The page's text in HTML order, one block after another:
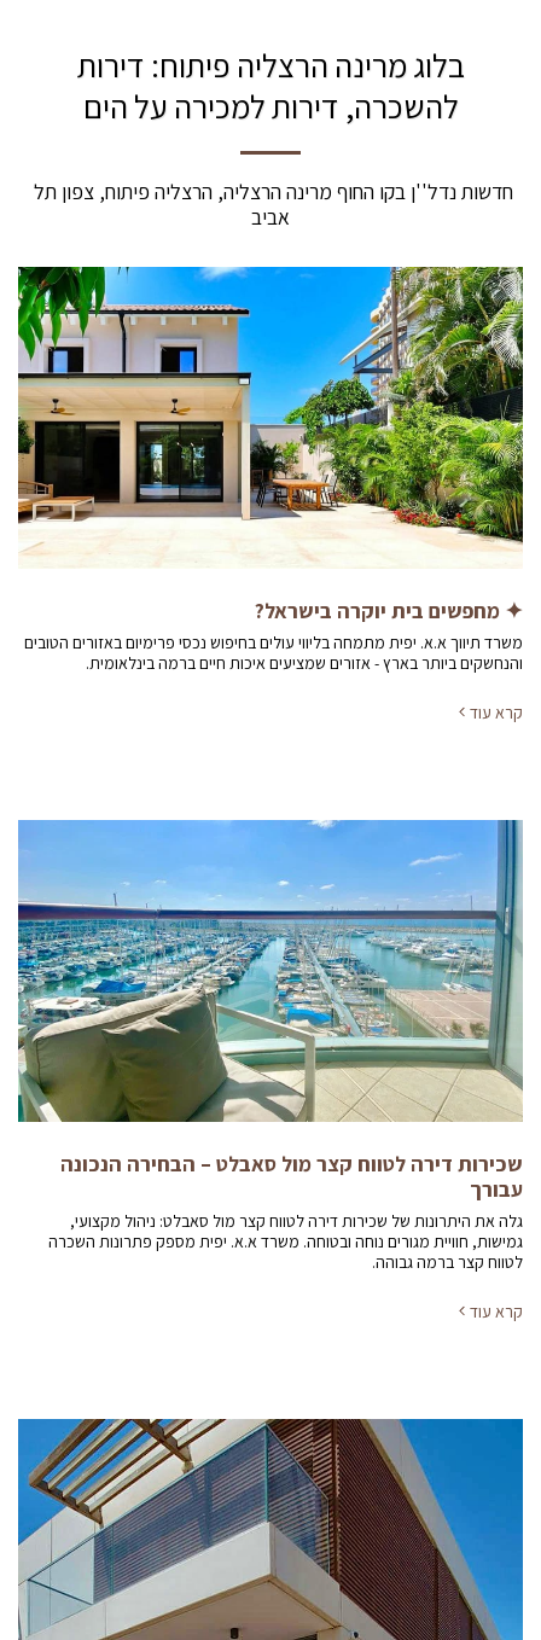
בלוג מרינה הרצליה פיתוח: דירות
להשכרה, דירות למכירה על הים
חדשות נדל''ן בקו החוף מרינה הרצליה, הרצליה פיתוח, צפון תל
אביב
✦ מחפשים בית יוקרה בישראל?
משרד תיווך א.א. יפית מתמחה בליווי עולים בחיפוש נכסי פרימיום באזורים הטובים
והנחשקים ביותר בארץ - אזורים שמציעים איכות חיים ברמה בינלאומית.
קרא עוד
שכירות דירה לטווח קצר מול סאבלט – הבחירה הנכונה
עבורך
גלה את היתרונות של שכירות דירה לטווח קצר מול סאבלט: ניהול מקצועי,
גמישות, חוויית מגורים נוחה ובטוחה. משרד א.א. יפית מספק פתרונות השכרה
לטווח קצר ברמה גבוהה.
קרא עוד